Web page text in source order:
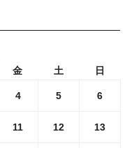
金 土 日
4 5 6
11 12 13